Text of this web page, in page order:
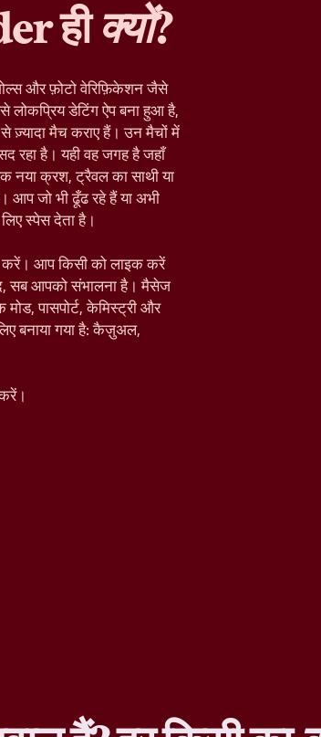
हीक्यों?
और फ़ोटो वेरिफ़िकेशन जैसे
लोकप्रिय डेटिंग ऐप बना हुआ है,
ज़्यादा मैच कराए हैं। उन मैचों में
रहा है। यही वह जगह है जहाँ
नया क्रश, ट्रैवल का साथी या
आप जो भी ढूँढ रहे हैं या अभी
स्पेस देता है।
करें। आप किसी को लाइक करें
सब आपको संभालना है। मैसेज
पासपोर्ट, केमिस्ट्री और
बनाया गया है: कैज़ुअल,